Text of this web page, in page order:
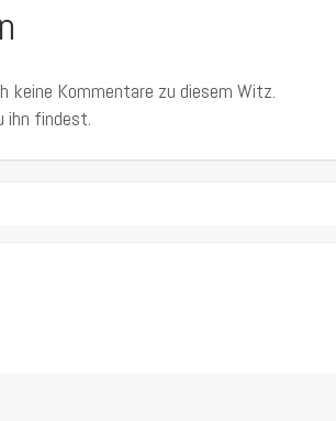
keine Kommentare zu diesem Witz.
ihn findest.